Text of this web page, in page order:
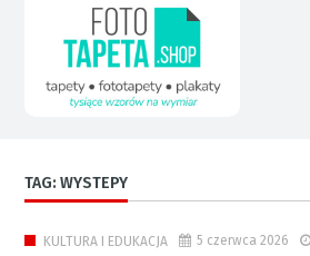
TAG: WYSTEPY
KULTURA I EDUKACJA 5 czerwca 2026